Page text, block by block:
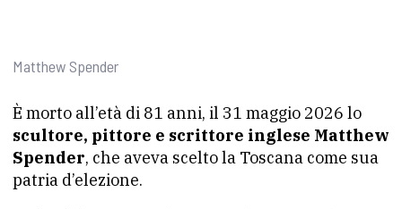
Matthew Spender
È morto all’età di 81 anni, il 31 maggio 2026 lo
scultore, pittore e scrittore inglese Matthew
Spender, che aveva scelto la Toscana come sua
patria d’elezione.